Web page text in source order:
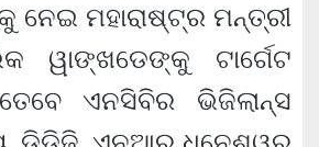
ନେଇ ମହାରାଷ୍ଟ୍ର ମନ୍ତ୍ରୀ
ୱାଙ୍ଖଡେଙ୍କୁ ଟାର୍ଗେଟ
ଏନସିବିର ଭିଜିଲାନ୍ସ